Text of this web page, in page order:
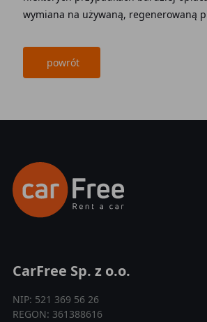
wymiana na używaną, regenerowaną
powrót
CarFree Sp. z o.o.
NIP: 521 369 56 26
REGON: 361388616